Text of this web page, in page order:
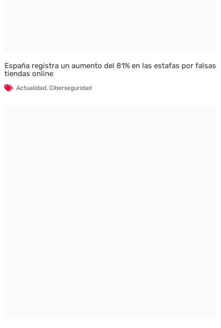
España registra un aumento del 81% en las estafas por falsas
tiendas online
Actualidad, Ciberseguridad